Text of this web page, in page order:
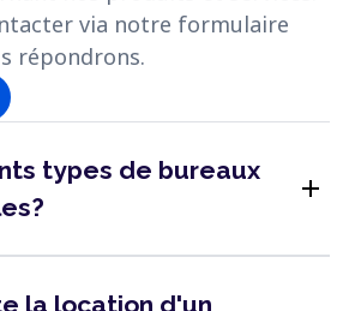
via notre formulaire
répondrons.
types de bureaux
add
la location d'un